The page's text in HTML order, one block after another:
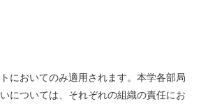
においてのみ適用されます。本学各部局
については、それぞれの組織の責任にお